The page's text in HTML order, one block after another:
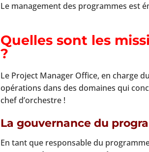
Le management des programmes est
Quelles sont les
?
Le Project Manager Office, en charge
opérations dans des domaines qui
chef d’orchestre !
La gouvernance du
En tant que responsable du